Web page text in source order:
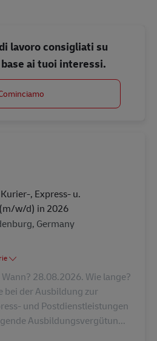
lavoro consigliati su
ai tuoi interessi.
, Express- u.
w/d) in 2026
Germany
28.08.2026. Wie lange?
bei der Ausbildung zur
und Postdienstleistungen
Ausbildungsvergütun...